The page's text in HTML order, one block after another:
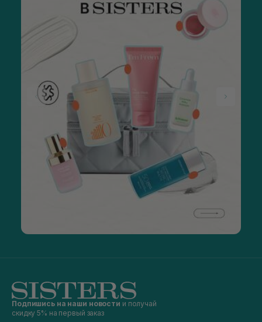
Подпишись на наши новости и получай
скидку 5% на первый заказ